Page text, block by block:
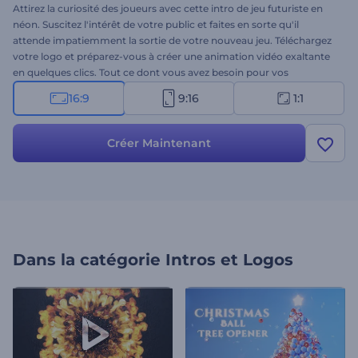
Attirez la curiosité des joueurs avec cette intro de jeu futuriste en
néon. Suscitez l'intérêt de votre public et faites en sorte qu'il
attende impatiemment la sortie de votre nouveau jeu. Téléchargez
votre logo et préparez-vous à créer une animation vidéo exaltante
en quelques clics. Tout ce dont vous avez besoin pour vos
ouvertures de vidéos de jeux, vos intros de chaînes de jeux, vos
bandes-annonces de lancement de jeux, et bien plus encore.
16:9 9:16 1:1
Créer Maintenant
Dans la catégorie Intros et Logos